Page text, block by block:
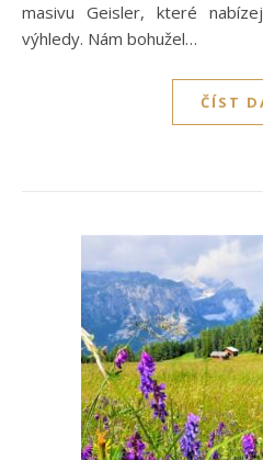
masivu Geisler, které
výhledy. Nám bohužel…
ČÍST